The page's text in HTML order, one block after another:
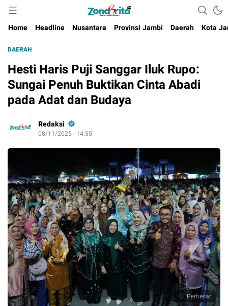
Berita Harian Negeri
Home
Headline Nusantara Provinsi Jambi Daerah Kota
DAERAH
Hesti Haris Puji Sanggar Iluk Rupo:
Sungai Penuh Buktikan Cinta Abadi
pada Adat dan Budaya
Redaksi
08/11/2025 - 14:55
Perbesar